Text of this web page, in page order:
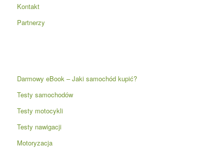
Kontakt
Partnerzy
Darmowy eBook – Jaki samochód kupić?
Testy samochodów
Testy motocykli
Testy nawigacji
Motoryzacja